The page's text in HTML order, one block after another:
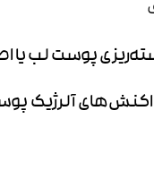
پوست لب یا
آلرژیک